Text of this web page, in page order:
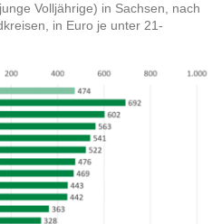
Volljährige) in Sachsen, nach
in Euro je unter 21-